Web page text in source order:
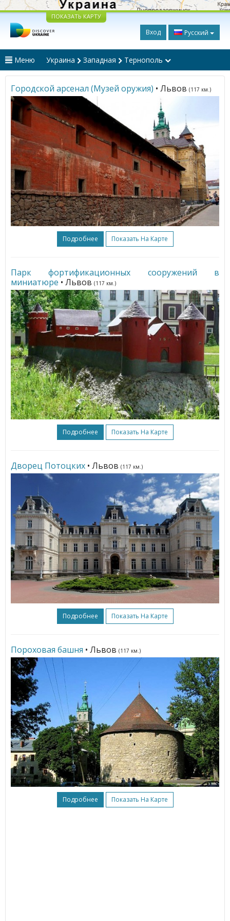
ПОКАЗАТЬ КАРТУ
Вход Русский
Меню Украина Западная Тернополь
Городской арсенал (Музей оружия) • Львов (117 км.)
Подробнее Показать На Карте
Парк фортификационных сооружений в
миниатюре • Львов (117 км.)
Подробнее Показать На Карте
Дворец Потоцких • Львов (117 км.)
Подробнее Показать На Карте
Пороховая башня • Львов (117 км.)
Подробнее Показать На Карте